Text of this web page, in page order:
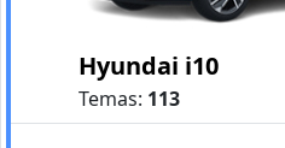
Hyundai i10
Temas: 113